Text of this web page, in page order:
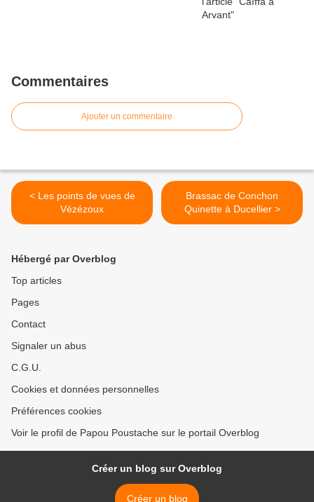
Commentaires
Ajouter un commentaire
< Les points de vues de
Vézézoux
Brassac de Conchon
Quinette à Ducellier >
Hébergé par Overblog
Top articles
Pages
Contact
Signaler un abus
C.G.U.
Cookies et données personnelles
Préférences cookies
Voir le profil de Papou Poustache sur le portail Overblog
Créer un blog sur Overblog
Créer un blog